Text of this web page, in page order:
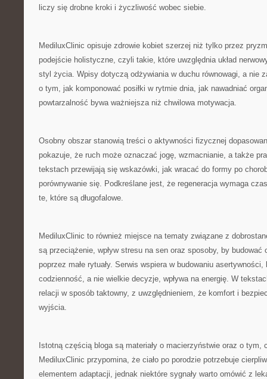
liczy się drobne kroki i życzliwość wobec siebie.
MediluxClinic opisuje zdrowie kobiet szerzej niż tylko przez
podejście holistyczne, czyli takie, które uwzględnia układ
styl życia. Wpisy dotyczą odżywiania w duchu równowagi, a nie
o tym, jak komponować posiłki w rytmie dnia, jak nawadniać
powtarzalność bywa ważniejsza niż chwilowa motywacja.
Osobny obszar stanowią treści o aktywności fizycznej
pokazuje, że ruch może oznaczać jogę, wzmacnianie, a także
tekstach przewijają się wskazówki, jak wracać do formy po
porównywanie się. Podkreślane jest, że regeneracja wymaga
te, które są długofalowe.
MediluxClinic to również miejsce na tematy związane z
są przeciążenie, wpływ stresu na sen oraz sposoby, by budować
poprzez małe rytuały. Serwis wspiera w budowaniu asertywności,
codzienność, a nie wielkie decyzje, wpływa na energię. W
relacji w sposób taktowny, z uwzględnieniem, że komfort i
wyjścia.
Istotną częścią bloga są materiały o macierzyństwie oraz o tym,
MediluxClinic przypomina, że ciało po porodzie potrzebuje
elementem adaptacji, jednak niektóre sygnały warto omówić z